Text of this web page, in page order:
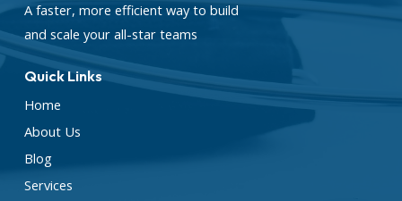
A faster, more efficient way to build
and scale your all-star teams
Quick Links
Home
About Us
Blog
Services